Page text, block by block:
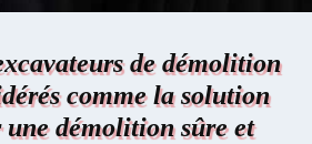
de démolition
comme la solution
démolition sûre et